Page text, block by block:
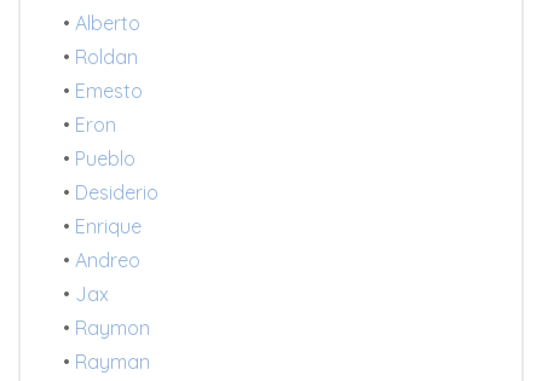
• Alberto
• Roldan
• Emesto
• Eron
• Pueblo
• Desiderio
• Enrique
• Andreo
• Jax
• Raymon
• Rayman